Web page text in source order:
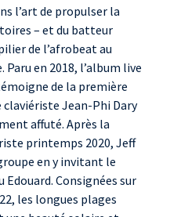
l’art de propulser la
– et du batteur
de l’afrobeat au
en 2018, l’album live
de la première
Jean-Phi Dary
affuté. Après la
printemps 2020, Jeff
en y invitant le
Consignées sur
les longues plages